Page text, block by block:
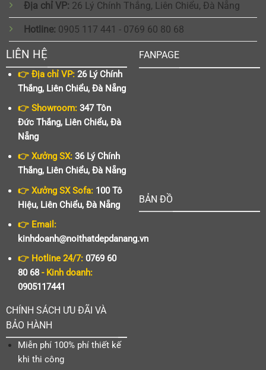
Địa chỉ VP: 26 Lý Chính Thắng, Liên Chiểu, Đà Nẵng
Hotline: 0905 117 441 - 0769 60 80 68
LIÊN HỆ
👉 Địa chỉ VP:26 Lý Chính
Thắng, Liên Chiểu, Đà Nẵng
👉 Showroom:347 Tôn
Đức Thắng, Liên Chiểu, Đà
Nẵng
👉 Xưởng SX:36 Lý Chính
Thắng, Liên Chiểu, Đà Nẵng
👉 Xưởng SX Sofa:100 Tô
Hiệu, Liên Chiểu, Đà Nẵng
👉 Email:
kinhdoanh@noithatdepdanang.vn
👉 Hotline 24/7:0769 60
80 68- Kinh doanh:
0905117441
CHÍNH SÁCH ƯU ĐÃI VÀ
BẢO HÀNH
Miễn phí 100% phí thiết kế
khi thi công
FANPAGE
BẢN ĐỒ